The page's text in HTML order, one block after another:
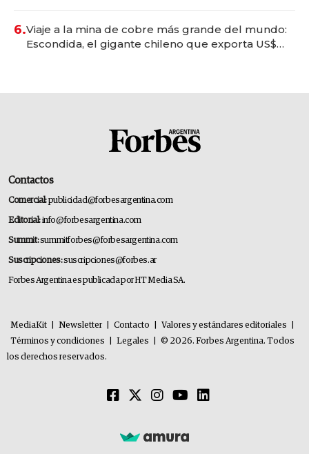
6.Viaje a la mina de cobre más grande del mundo:
Escondida, el gigante chileno que exporta US$
Contactos
Comercial:publicidad@forbesargentina.com
Editorial:info@forbesargentina.com
Summit:summitforbes@forbesargentina.com
Suscripciones:suscripciones@forbes.ar
Forbes Argentina es publicada por HT Media SA.
MediaKit Newsletter Contacto Valores y estándares editoriales
Términos y condiciones
Legales
© 2026. Forbes Argentina. Todos
los derechos reservados.